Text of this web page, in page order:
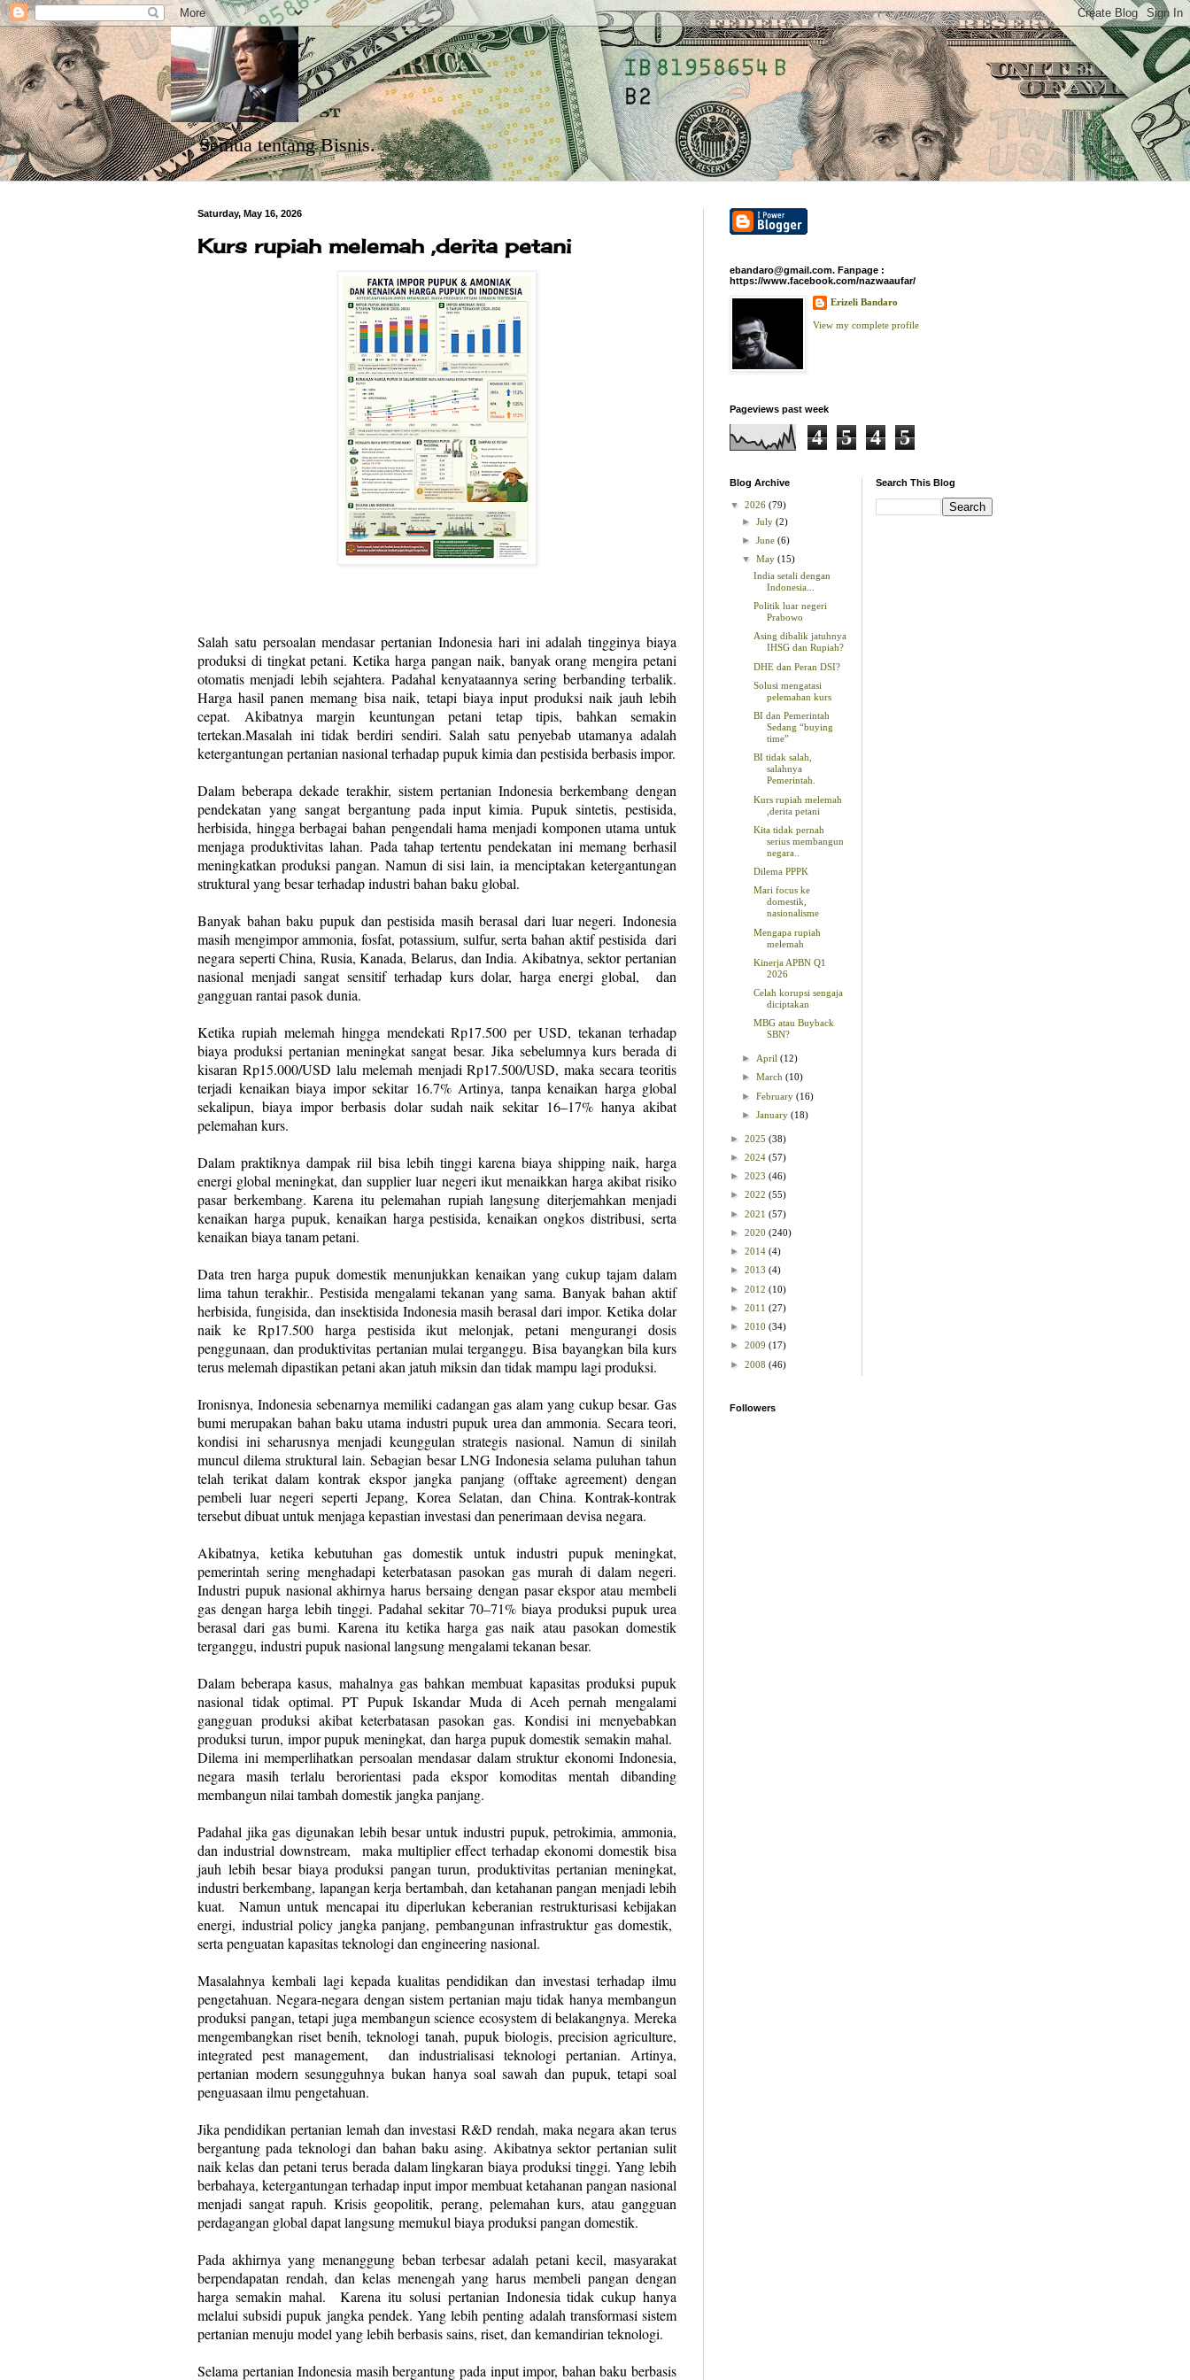
Semua tentang Bisnis.
Saturday, May 16, 2026
Kurs rupiah melemah ,derita petani
Salah satu persoalan mendasar pertanian Indonesia hari ini adalah tingginya biaya
produksi di tingkat petani. Ketika harga pangan naik, banyak orang mengira petani
otomatis menjadi lebih sejahtera. Padahal kenyataannya sering berbanding terbalik.
Harga hasil panen memang bisa naik, tetapi biaya input produksi naik jauh lebih
cepat. Akibatnya margin keuntungan petani tetap tipis, bahkan semakin
tertekan.Masalah ini tidak berdiri sendiri. Salah satu penyebab utamanya adalah
ketergantungan pertanian nasional terhadap pupuk kimia dan pestisida berbasis impor.
Dalam beberapa dekade terakhir, sistem pertanian Indonesia berkembang dengan
pendekatan yang sangat bergantung pada input kimia. Pupuk sintetis, pestisida,
herbisida, hingga berbagai bahan pengendali hama menjadi komponen utama untuk
menjaga produktivitas lahan. Pada tahap tertentu pendekatan ini memang berhasil
meningkatkan produksi pangan. Namun di sisi lain, ia menciptakan ketergantungan
struktural yang besar terhadap industri bahan baku global.
Banyak bahan baku pupuk dan pestisida masih berasal dari luar negeri. Indonesia
masih mengimpor ammonia, fosfat, potassium, sulfur, serta bahan aktif pestisida dari
negara seperti China, Rusia, Kanada, Belarus, dan India. Akibatnya, sektor pertanian
nasional menjadi sangat sensitif terhadap kurs dolar, harga energi global,
dan
gangguan rantai pasok dunia.
Ketika rupiah melemah hingga mendekati Rp17.500 per USD, tekanan terhadap
biaya produksi pertanian meningkat sangat besar. Jika sebelumnya kurs berada di
kisaran Rp15.000/USD lalu melemah menjadi Rp17.500/USD, maka secara teoritis
terjadi kenaikan biaya impor sekitar 16.7% Artinya, tanpa kenaikan harga global
sekalipun, biaya impor berbasis dolar sudah naik sekitar 16–17% hanya akibat
pelemahan kurs.
Dalam praktiknya dampak riil bisa lebih tinggi karena biaya shipping naik, harga
energi global meningkat, dan supplier luar negeri ikut menaikkan harga akibat risiko
pasar berkembang. Karena itu pelemahan rupiah langsung diterjemahkan menjadi
kenaikan harga pupuk, kenaikan harga pestisida, kenaikan ongkos distribusi, serta
kenaikan biaya tanam petani.
Data tren harga pupuk domestik menunjukkan kenaikan yang cukup tajam dalam
lima tahun terakhir.. Pestisida mengalami tekanan yang sama. Banyak bahan aktif
herbisida, fungisida, dan insektisida Indonesia masih berasal dari impor. Ketika dolar
naik ke Rp17.500 harga pestisida ikut melonjak, petani mengurangi dosis
penggunaan, dan produktivitas pertanian mulai terganggu. Bisa bayangkan bila kurs
terus melemah dipastikan petani akan jatuh miksin dan tidak mampu lagi produksi.
Ironisnya, Indonesia sebenarnya memiliki cadangan gas alam yang cukup besar. Gas
bumi merupakan bahan baku utama industri pupuk urea dan ammonia. Secara teori,
kondisi ini seharusnya menjadi keunggulan strategis nasional. Namun di sinilah
muncul dilema struktural lain. Sebagian besar LNG Indonesia selama puluhan tahun
telah terikat dalam kontrak ekspor jangka panjang (offtake agreement) dengan
pembeli luar negeri seperti Jepang, Korea Selatan, dan China. Kontrak-kontrak
tersebut dibuat untuk menjaga kepastian investasi dan penerimaan devisa negara.
Akibatnya, ketika kebutuhan gas domestik untuk industri pupuk meningkat,
pemerintah sering menghadapi keterbatasan pasokan gas murah di dalam negeri.
Industri pupuk nasional akhirnya harus bersaing dengan pasar ekspor atau membeli
gas dengan harga lebih tinggi. Padahal sekitar 70–71% biaya produksi pupuk urea
berasal dari gas bumi. Karena itu ketika harga gas naik atau pasokan domestik
terganggu, industri pupuk nasional langsung mengalami tekanan besar.
Dalam beberapa kasus, mahalnya gas bahkan membuat kapasitas produksi pupuk
nasional tidak optimal. PT Pupuk Iskandar Muda di Aceh pernah mengalami
gangguan produksi akibat keterbatasan pasokan gas. Kondisi ini menyebabkan
produksi turun, impor pupuk meningkat, dan harga pupuk domestik semakin mahal.
Dilema ini memperlihatkan persoalan mendasar dalam struktur ekonomi Indonesia,
negara masih terlalu berorientasi pada ekspor komoditas mentah dibanding
membangun nilai tambah domestik jangka panjang.
Padahal jika gas digunakan lebih besar untuk industri pupuk, petrokimia, ammonia,
dan industrial downstream,
maka multiplier effect terhadap ekonomi domestik bisa
jauh lebih besar biaya produksi pangan turun, produktivitas pertanian meningkat,
industri berkembang, lapangan kerja bertambah, dan ketahanan pangan menjadi lebih
kuat.
Namun untuk mencapai itu diperlukan keberanian restrukturisasi kebijakan
energi, industrial policy jangka panjang, pembangunan infrastruktur gas domestik,
serta penguatan kapasitas teknologi dan engineering nasional.
Masalahnya kembali lagi kepada kualitas pendidikan dan investasi terhadap ilmu
pengetahuan. Negara-negara dengan sistem pertanian maju tidak hanya membangun
produksi pangan, tetapi juga membangun science ecosystem di belakangnya. Mereka
mengembangkan riset benih, teknologi tanah, pupuk biologis, precision agriculture,
integrated pest management,
dan industrialisasi teknologi pertanian. Artinya,
pertanian modern sesungguhnya bukan hanya soal sawah dan pupuk, tetapi soal
penguasaan ilmu pengetahuan.
Jika pendidikan pertanian lemah dan investasi R&D rendah, maka negara akan terus
bergantung pada teknologi dan bahan baku asing. Akibatnya sektor pertanian sulit
naik kelas dan petani terus berada dalam lingkaran biaya produksi tinggi. Yang lebih
berbahaya, ketergantungan terhadap input impor membuat ketahanan pangan nasional
menjadi sangat rapuh. Krisis geopolitik, perang, pelemahan kurs, atau gangguan
perdagangan global dapat langsung memukul biaya produksi pangan domestik.
Pada akhirnya yang menanggung beban terbesar adalah petani kecil, masyarakat
berpendapatan rendah, dan kelas menengah yang harus membeli pangan dengan
harga semakin mahal.
Karena itu solusi pertanian Indonesia tidak cukup hanya
melalui subsidi pupuk jangka pendek. Yang lebih penting adalah transformasi sistem
pertanian menuju model yang lebih berbasis sains, riset, dan kemandirian teknologi.
Selama pertanian Indonesia masih bergantung pada input impor, bahan baku berbasis
ebandaro@gmail.com. Fanpage :
https://www.facebook.com/nazwaaufar/
Erizeli Bandaro
View my complete profile
Pageviews past week
4 5 4 5
Blog Archive
▼ 2026 (79)
►July(2)
►June(6)
▼May(15)
India setali dengan
Indonesia...
Politik luar negeri
Prabowo
Asing dibalik jatuhnya
IHSG dan Rupiah?
DHE dan Peran DSI?
Solusi mengatasi
pelemahan kurs
BI dan Pemerintah
Sedang “buying
time”
BI tidak salah,
salahnya
Pemerintah.
Kurs rupiah melemah
,derita petani
Kita tidak pernah
serius membangun
negara..
Dilema PPPK
Mari focus ke
domestik,
nasionalisme
Mengapa rupiah
melemah
Kinerja APBN Q1
2026
Celah korupsi sengaja
diciptakan
MBG atau Buyback
SBN?
► April(12)
►March(10)
►February(16)
►January(18)
► 2025 (38)
► 2024 (57)
► 2023 (46)
► 2022 (55)
► 2021 (57)
► 2020 (240)
► 2014 (4)
► 2013 (4)
► 2012 (10)
► 2011 (27)
► 2010 (34)
► 2009 (17)
► 2008 (46)
Search This Blog
Followers